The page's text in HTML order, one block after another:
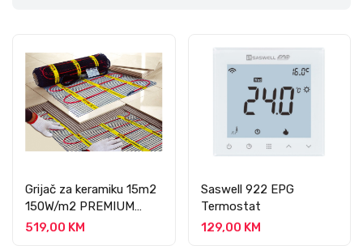
Grijač za keramiku 15m2
150W/m2 PREMIUM
PROFESSIONAL
519,00 KM
Saswell 922 EPG
Termostat
129,00 KM